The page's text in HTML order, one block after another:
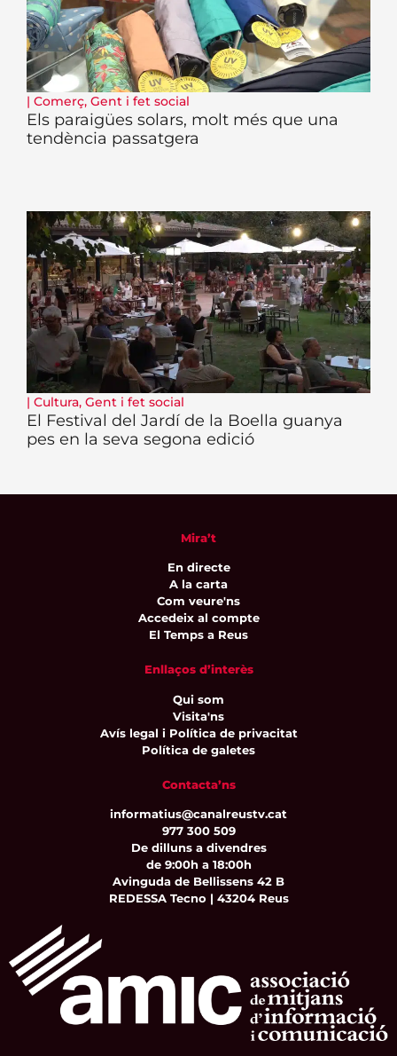
| Comerç, Gent i fet social
Els paraigües solars, molt més que una
tendència passatgera
| Cultura, Gent i fet social
El Festival del Jardí de la Boella guanya
pes en la seva segona edició
Mira’t
En directe
A la carta
Com veure'ns
Accedeix al compte
El Temps a Reus
Enllaços d’interès
Qui som
Visita'ns
Avís legal i Política de privacitat
Política de galetes
Contacta’ns
informatius@canalreustv.cat
977 300 509
De dilluns a divendres
de 9:00h a 18:00h
Avinguda de Bellissens 42 B
REDESSA Tecno | 43204 Reus